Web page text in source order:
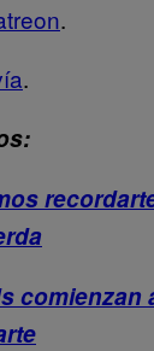
.
.
comienzan